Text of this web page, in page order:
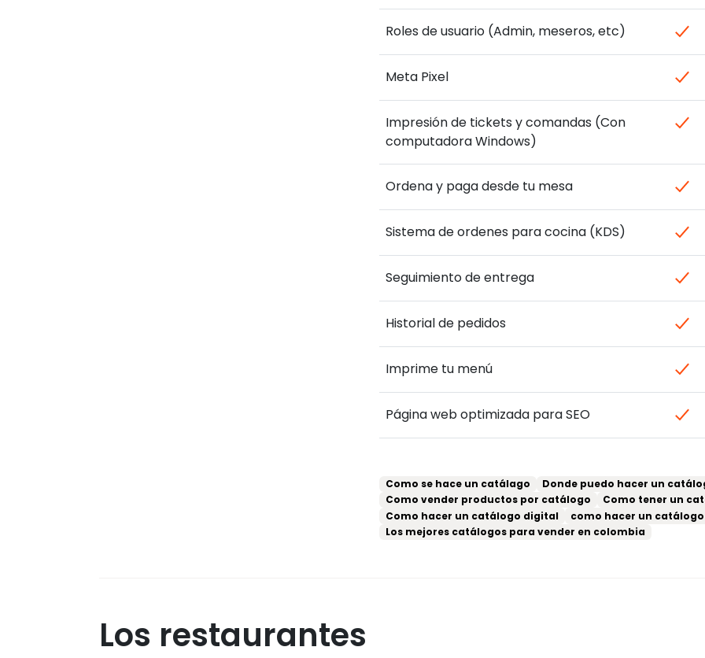
Roles de usuario (Admin, meseros, etc)
Meta Pixel
Impresión de tickets y comandas (Con
computadora Windows)
Ordena y paga desde tu mesa
Sistema de ordenes para cocina (KDS)
Seguimiento de entrega
Historial de pedidos
Imprime tu menú
Página web optimizada para SEO
Como se hace un catálago
Donde puedo hacer un
Como vender productos por catálogo
Como tener un
Como hacer un catálogo digital
como hacer un
Los mejores catálogos para vender en colombia
Los restaurantes